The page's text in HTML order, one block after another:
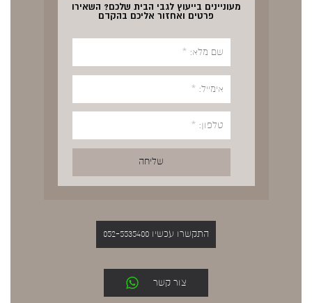
מעוניינים בייעוץ לגבי הבית שלכם? השאירו
פרטים ואחזור אליכם בהקדם
התקשרו עכשיו 052-5535400
צור קשר